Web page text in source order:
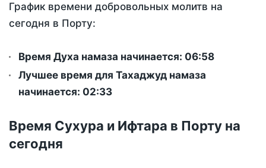
График времени добровольных молитв на
сегодня в Порту:
Время Духа намаза начинается: 06:58
Лучшее время для Тахаджуд намаза
начинается: 02:33
Время Сухура и Ифтара в Порту на
сегодня